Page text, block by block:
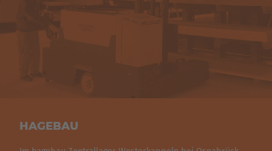
geplaatst.
cassettes in een blokstapeling of in een draagarmstelling
HUBTEX elektrische meerwegzijladers
kunnen door de
snel tot een
worden omgebouwd. Zo kunnen
grote investering voor een tweede orderverzamelvoertuig
orderverzamelsysteem beschikt.
van deze frames bieden meerwegheftrucks
grote voordelen,
omdat in tegenstelling tot voorladers het zicht op de
gangbreedtes tot een minimum worden beperkt door
HAGEBAU